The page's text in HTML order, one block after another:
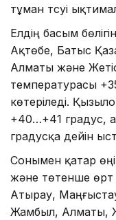
тұман түсуі
Елдің басым
Ақтөбе, Батыс
Алматы және
температурасы
көтеріледі.
+40…+41 градус,
градусқа дейін
Сонымен қатар
және төтенше өрт
Атырау,
Жамбыл, Алматы,